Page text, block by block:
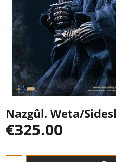
Nazgûl. Weta/
€325.00